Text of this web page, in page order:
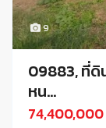
9
09883, ที่ดิ
หน...